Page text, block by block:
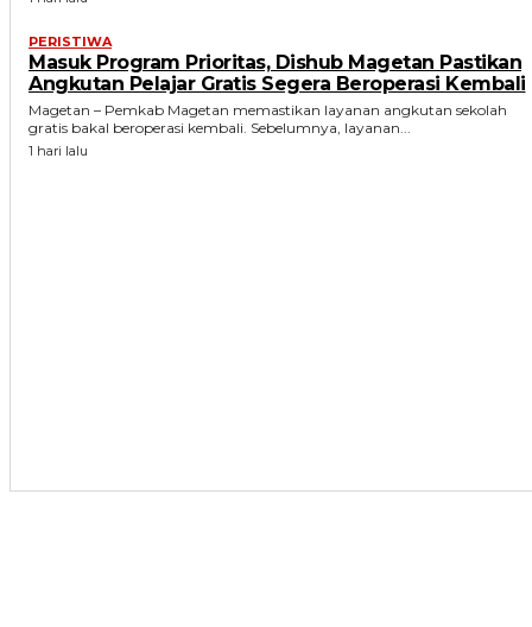
PERISTIWA
Masuk Program Prioritas, Dishub Magetan Pastikan
Angkutan Pelajar Gratis Segera Beroperasi Kembali
Magetan – Pemkab Magetan memastikan layanan angkutan sekolah
gratis bakal beroperasi kembali. Sebelumnya, layanan...
1 hari lalu